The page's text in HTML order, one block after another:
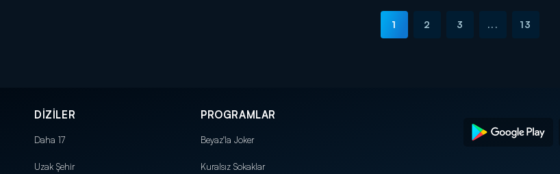
1 2 3 ... 13
DİZİLER
Daha 17
Uzak Şehir
PROGRAMLAR
Beyaz'la Joker
Kuralsız Sokaklar